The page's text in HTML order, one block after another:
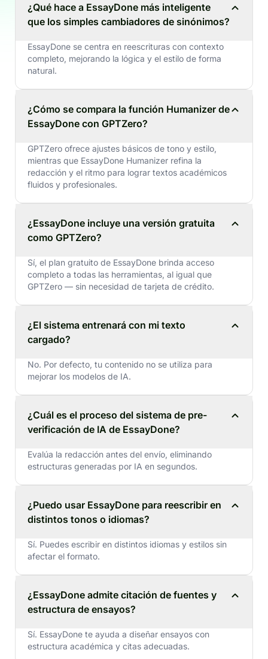
¿Qué hace a EssayDone más inteligente
que los simples cambiadores de sinónimos?
EssayDone se centra en reescrituras con contexto
completo, mejorando la lógica y el estilo de forma
natural.
¿Cómo se compara la función Humanizer de
EssayDone con GPTZero?
GPTZero ofrece ajustes básicos de tono y estilo,
mientras que EssayDone Humanizer refina la
redacción y el ritmo para lograr textos académicos
fluidos y profesionales.
¿EssayDone incluye una versión gratuita
como GPTZero?
Sí, el plan gratuito de EssayDone brinda acceso
completo a todas las herramientas, al igual que
GPTZero — sin necesidad de tarjeta de crédito.
¿El sistema entrenará con mi texto
cargado?
No. Por defecto, tu contenido no se utiliza para
mejorar los modelos de IA.
¿Cuál es el proceso del sistema de pre-
verificación de IA de EssayDone?
Evalúa la redacción antes del envío, eliminando
estructuras generadas por IA en segundos.
¿Puedo usar EssayDone para reescribir en
distintos tonos o idiomas?
Sí. Puedes escribir en distintos idiomas y estilos sin
afectar el formato.
¿EssayDone admite citación de fuentes y
estructura de ensayos?
Sí. EssayDone te ayuda a diseñar ensayos con
estructura académica y citas adecuadas.